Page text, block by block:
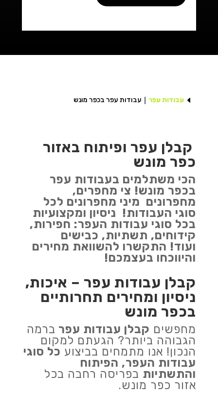
D עבודות עפר עבודות עפר בכפר מונש
קבלן עפר ופיתוח באזור
כפר מונש
הכי משתלמים בעבודות עפר
בכפר מונש! צי מחפרים,
מחפרונים מיני מחפרונים לכל
סוגי העבודות! ניסיון ומקצועיות
בכל סוגי עבודות העפר: חפירות,
קידוחים, תשתיות, כבישים
ועוד! התקשרו להשוואת מחירים
והיווכחו בעצמכם!
קבלן עבודות עפר – איכות,
ניסיון ומחירים תחרותיים
בכפר מונש
מחפשים קבלן עבודות עפר ברמה
הגבוהה ביותר? הגעתם למקום
הנכון! אנו מתמחים בביצוע כל סוגי
עבודות העפר, הפיתוח
והתשתיות בפריסה רחבה בכל
אזור כפר מונש.